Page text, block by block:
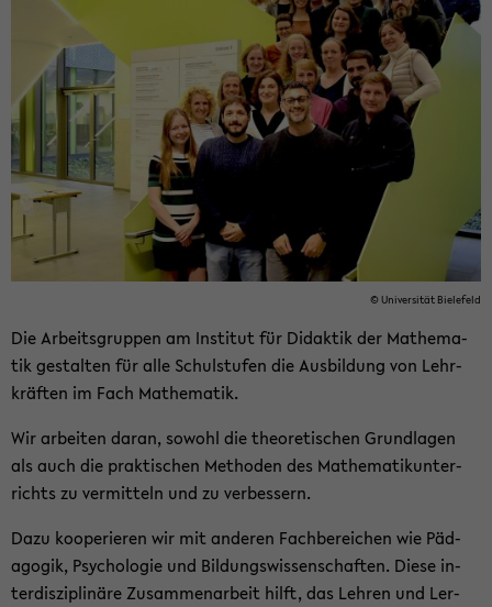
© Uni­ver­si­tät Bie­le­feld
Die Ar­beits­grup­pen am In­sti­tut für Di­dak­tik der Ma­the­ma­
tik ge­stal­ten für alle Schul­stu­fen die Aus­bil­dung von Lehr­
kräf­ten im Fach Ma­the­ma­tik.
Wir ar­bei­ten daran, so­wohl die theo­re­ti­schen Grund­la­gen
als auch die prak­ti­schen Me­tho­den des Ma­the­ma­tik­un­ter­
richts zu ver­mit­teln und zu ver­bes­sern.
Dazu ko­ope­rie­ren wir mit an­de­ren Fach­be­rei­chen wie Päd­
ago­gik, Psy­cho­lo­gie und Bil­dungs­wis­sen­schaf­ten. Diese in­
ter­dis­zi­pli­nä­re Zu­sam­men­ar­beit hilft, das Leh­ren und Ler­